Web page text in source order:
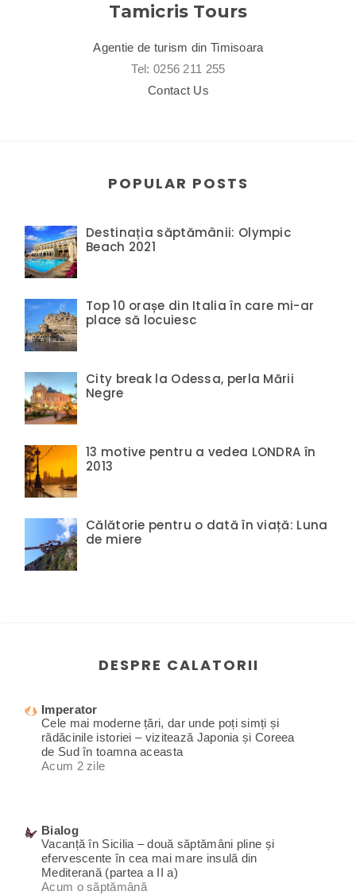
Tamicris Tours
Agentie de turism din Timisoara
Tel: 0256 211 255
Contact Us
POPULAR POSTS
Destinația săptămânii: Olympic
Beach 2021
Top 10 orașe din Italia în care mi-ar
place să locuiesc
City break la Odessa, perla Mării
Negre
13 motive pentru a vedea LONDRA în
2013
Călătorie pentru o dată în viață: Luna
de miere
DESPRE CALATORII
Imperator
Cele mai moderne țări, dar unde poți simți și
rădăcinile istoriei – vizitează Japonia și Coreea
de Sud în toamna aceasta
Acum 2 zile
Bialog
Vacanță în Sicilia – două săptămâni pline și
efervescente în cea mai mare insulă din
Mediterană (partea a II a)
Acum o săptămână